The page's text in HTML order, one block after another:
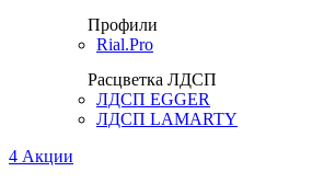
Профили
Rial.Pro
Расцветка ЛДСП
ЛДСП EGGER
ЛДСП LAMARTY
4 Акции